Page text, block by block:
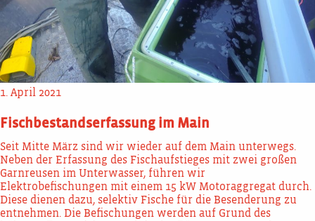
1. April 2021
Fischbestandserfassung im Main
Seit Mitte März sind wir wieder auf dem Main unterwegs.
Neben der Erfassung des Fischaufstieges mit zwei großen
Garnreusen im Unterwasser, führen wir
Elektrobefischungen mit einem 15 kW Motoraggregat durch.
Diese dienen dazu, selektiv Fische für die Besenderung zu
entnehmen. Die Befischungen werden auf Grund des